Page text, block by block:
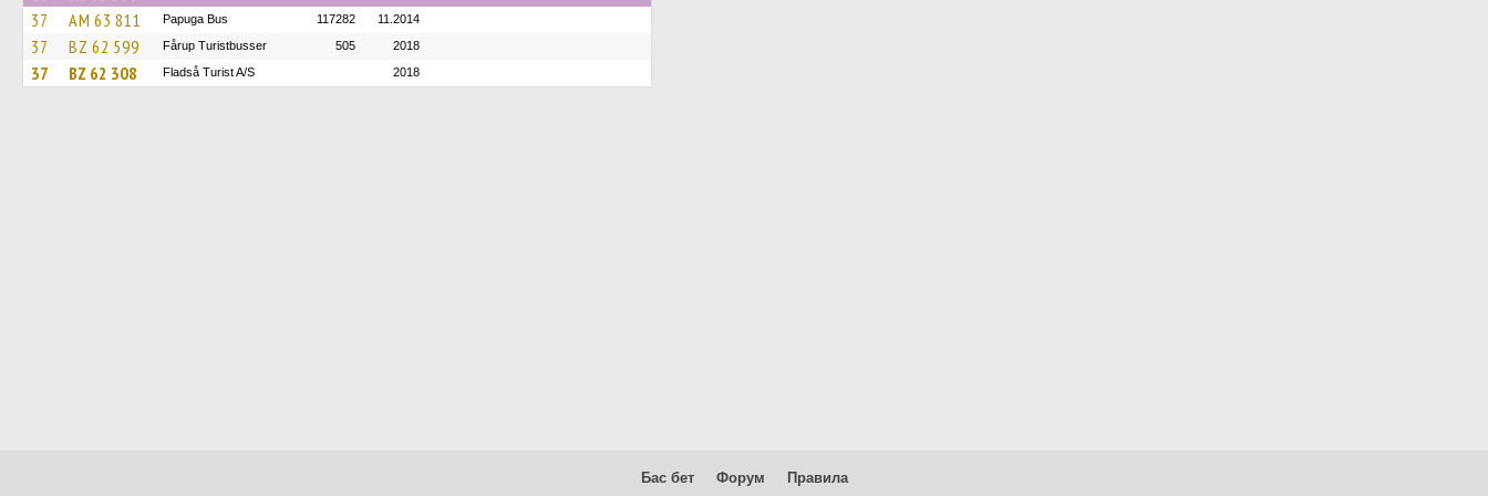
37 AM 63 811 Papuga Bus 117282 11.2014
37 BZ 62 599 Fårup Turistbusser 505 2018
37 BZ 62 308 Fladså Turist A/S 2018
Бас бет Форум Правила